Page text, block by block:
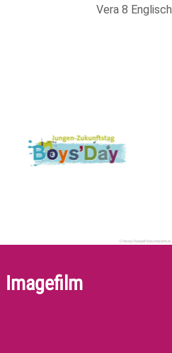
Vera 8 Englisch
Imagefilm